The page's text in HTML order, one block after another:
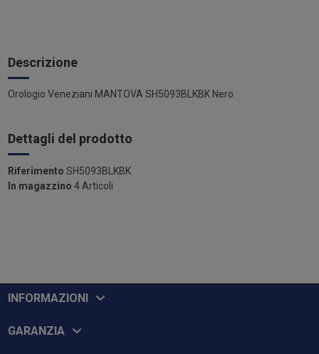
Descrizione
Orologio Veneziani MANTOVA SH5093BLKBK Nero
Dettagli del prodotto
Riferimento SH5093BLKBK
In magazzino 4 Articoli
INFORMAZIONI
GARANZIA